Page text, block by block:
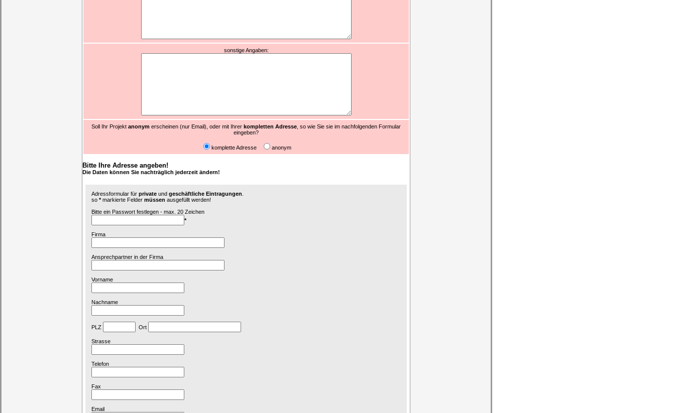
sonstige Angaben:
Soll Ihr Projekt anonym erscheinen (nur Email), oder mit Ihrer kompletten Adresse , so wie Sie sie im nachfolgenden Formular
eingeben?
komplette Adresse anonym
Bitte Ihre Adresse angeben!
Die Daten können Sie nachträglich jederzeit ändern!
Adressformular für private und geschäftliche Eintragungen
so *markierte Felder müssen ausgefüllt werden!
Bitte ein Passwort festlegen - max. 20 Zeichen
*
Firma
Ansprechpartner in der Firma
Vorname
Nachname
PLZ Ort
Strasse
Telefon
Fax
Email